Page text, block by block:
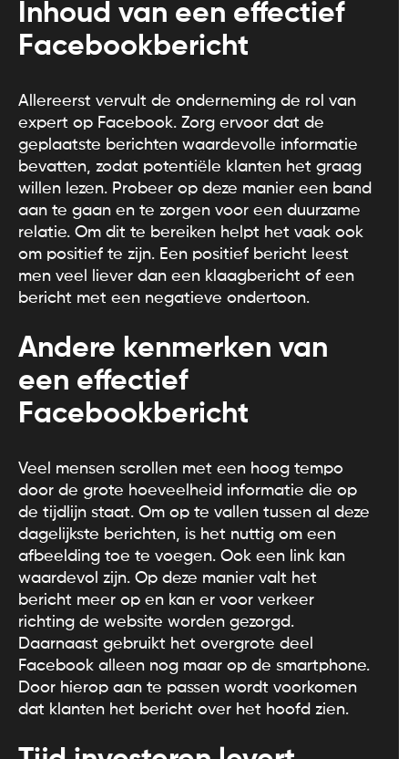
Inhoud van een effectief
Facebookbericht
Allereerst vervult de onderneming de rol van
expert op Facebook. Zorg ervoor dat de
geplaatste berichten waardevolle informatie
bevatten, zodat potentiële klanten het graag
willen lezen. Probeer op deze manier een band
aan te gaan en te zorgen voor een duurzame
relatie. Om dit te bereiken helpt het vaak ook
om positief te zijn. Een positief bericht leest
men veel liever dan een klaagbericht of een
bericht met een negatieve ondertoon.
Andere kenmerken van
een effectief
Facebookbericht
Veel mensen scrollen met een hoog tempo
door de grote hoeveelheid informatie die op
de tijdlijn staat. Om op te vallen tussen al deze
dagelijkste berichten, is het nuttig om een
afbeelding toe te voegen. Ook een link kan
waardevol zijn. Op deze manier valt het
bericht meer op en kan er voor verkeer
richting de website worden gezorgd.
Daarnaast gebruikt het overgrote deel
Facebook alleen nog maar op de smartphone.
Door hierop aan te passen wordt voorkomen
dat klanten het bericht over het hoofd zien.